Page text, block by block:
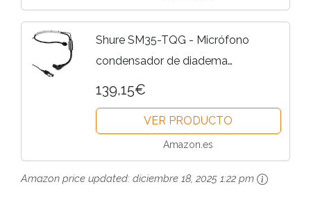
Shure SM35-TQG - Micrófono
condensador de diadema
inalámbrico para actuaciones con
TA4F (TQG) mini de 4 pines
139,15€
VER PRODUCTO
Amazon.es
Amazon price updated: diciembre 18, 2025 1:22 pm